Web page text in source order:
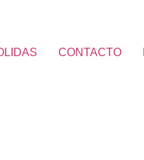
CONTACTO